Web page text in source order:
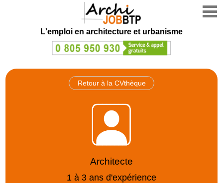
L'emploi en architecture et urbanisme
Retour à la CVthèque
Architecte
1 à 3 ans d'expérience